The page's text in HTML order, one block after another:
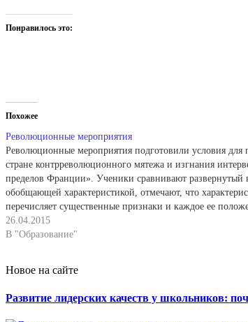
Понравилось это:
Похожее
Революционные мероприятия
Революционные мероприятия подготовили условия для
стране контрреволюционного мятежа и изгнания
пределов Франции». Ученики сравнивают развернутый
обобщающей характеристикой, отмечают, что
перечисляет существенные признаки и каждое ее
конкретизации фактами. В выводе же большая часть этих
названа. Описанная форма работы представляет собой…
26.04.2015
В "Образование"
Новое на сайте
Развитие лидерских качеств у школьников: